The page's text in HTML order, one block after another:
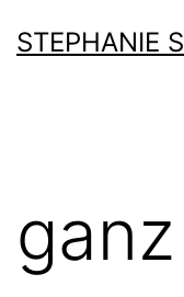
Inhalt
STEPHANIE